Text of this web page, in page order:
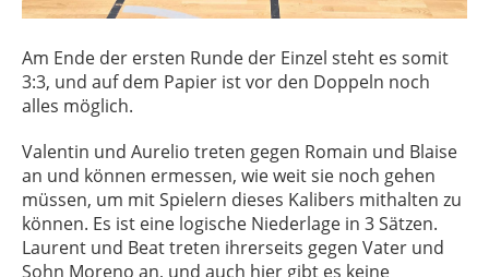
Am Ende der ersten Runde der Einzel steht es somit
3:3, und auf dem Papier ist vor den Doppeln noch
alles möglich.
Valentin und Aurelio treten gegen Romain und Blaise
an und können ermessen, wie weit sie noch gehen
müssen, um mit Spielern dieses Kalibers mithalten zu
können. Es ist eine logische Niederlage in 3 Sätzen.
Laurent und Beat treten ihrerseits gegen Vater und
Sohn Moreno an, und auch hier gibt es keine